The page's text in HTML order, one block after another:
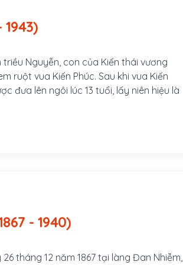
- 1943)
Nguyễn, con của Kiến thái vương
ruột vua Kiến Phúc. Sau khi vua Kiến
đưa lên ngôi lúc 13 tuổi, lấy niên hiệu là
Bội Châu (1867 - 1940)
tháng 12 năm 1867 tại làng Đan Nhiễm,